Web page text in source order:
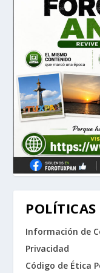
POLÍTICAS
Información de
Privacidad
Código de Ética